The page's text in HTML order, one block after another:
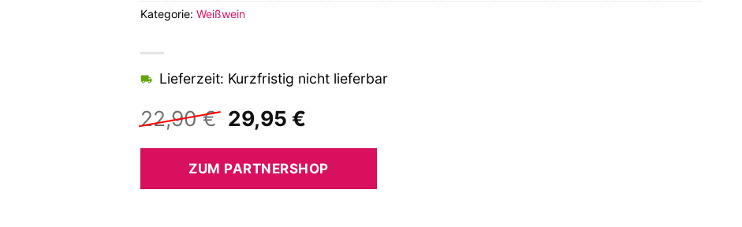
22,90€ Ursprünglicher
Preis
war:
22,90 €
29,95 €
ist:
29,95 €.
Lieferzeit: Kurzfristig nicht lieferbar
ZUM PARTNERSHOP
Kategorie:Weißwein